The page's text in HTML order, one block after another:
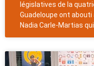
législatives de la
Guadeloupe ont
Nadia Carle-Martias